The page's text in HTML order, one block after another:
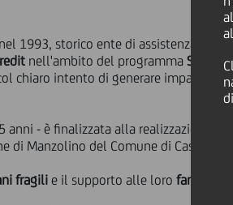
1993, storico ente di assistenza e
nell'ambito del programmaSocial
chiaro intento di generare impatto
- è finalizzata alla realizzazione dei
di Manzolino del Comune di
fragilie il supporto alle lorofamiglie